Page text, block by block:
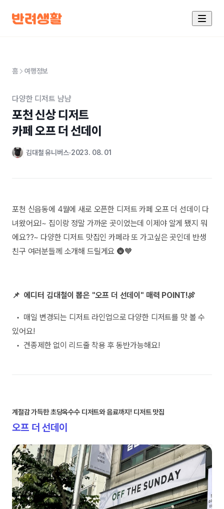
홈 여행정보
다양한 디저트 냠냠
포천 신상 디저트
카페 오프 더 선데이
김대철 유니버스 2023. 08. 01
포천 신읍동에 4월에 새로 오픈한 디저트 카페 오프 더 선데이 다
녀왔어요!~ 집이랑 정말 가까운 곳이었는데 이제야 알게 됐지 뭐
에요??~ 다양한 디저트 맛집인 카페라 또 가고싶은 곳인데 반생
친구 여러분들께 소개해 드릴게요 🌚🧡
📌 에디터 김대철이 뽑은 "오프 더 선데이" 매력 POINT!🍖
• 매일 변경되는 디저트 라인업으로 다양한 디저트를 맛 볼 수
있어요!
• 견종제한 없이 리드줄 착용 후 동반가능해요!
계절감 가득한 초당옥수수 디저트와 음료까지! 디저트 맛집
오프 더 선데이